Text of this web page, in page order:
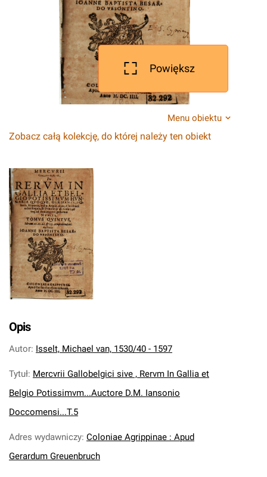
Powiększ
Menu obiektu
Zobacz całą kolekcję, do której należy ten obiekt
Opis
Autor: Isselt, Michael van, 1530/40 - 1597
Tytuł: Mercvrii Gallobelgici sive , Rervm In Gallia et
Belgio Potissimvm...Auctore D.M. Iansonio
Doccomensi...T.5
Adres wydawniczy: Coloniae Agrippinae : Apud
Gerardum Greuenbruch